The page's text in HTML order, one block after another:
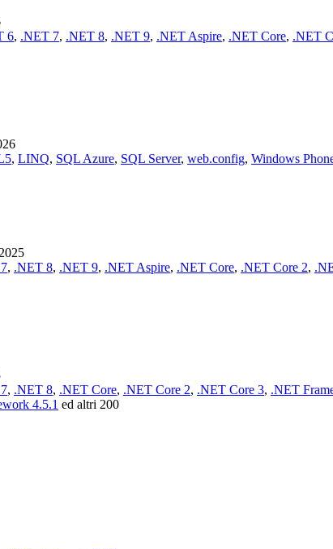
6, .NET 7, .NET 8, .NET 9, .NET Aspire, .NET Core, .NET
, LINQ, SQL Azure, SQL Server, web.config, Windows
, .NET 8, .NET 9, .NET Aspire, .NET Core, .NET Core 2,
, .NET 8, .NET Core, .NET Core 2, .NET Core 3, .NET
4.5.1 ed altri 200